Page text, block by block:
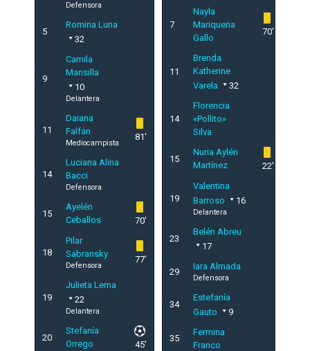
Defensora
5
Romina Luna
32
9
Camila
Mansilla
10
Delantera
11
Daiana
Falfán
Mediocampista
81'
14
Luciana Alina
Bacci
Defensora
15
Ayelén
Ceballos
70'
18
Pilar
Sabransky
Defensora
77'
19
Julieta Lema
22
Delantera
20
Stefanía
Orrego
45'
7
Nayla
Mariquena
Gallo
70'
11
Brenda
Katherine
Varela
32
14
Florencia
«Pollito»
Silva
15
Nuria Aylén
Martínez
22'
19
Valentina
Barroso
16
Delantera
23
Belén Abreu
17
29
Iara Almada
Defensora
34
Estefanía
Gauto
9
35
Fermina
Franco